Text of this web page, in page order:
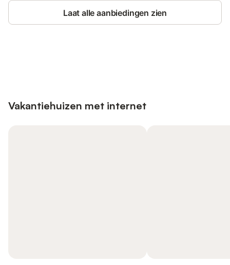
Laat alle aanbiedingen zien
Vakantiehuizen met internet